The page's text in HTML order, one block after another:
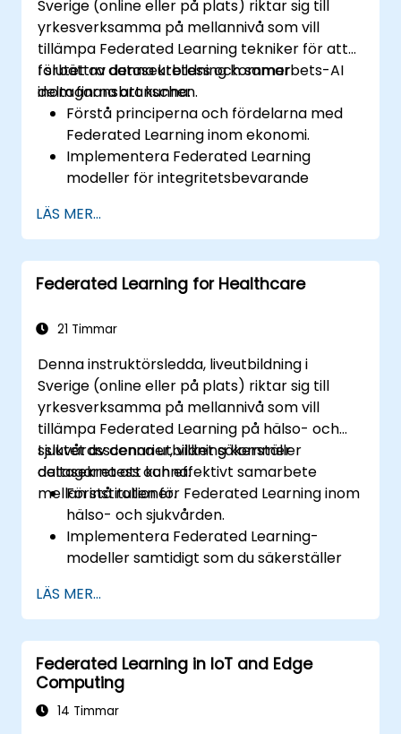
Sverige (online eller på plats) riktar sig till
yrkesverksamma på mellannivå som vill
tillämpa Federated Learning tekniker för att
förbättra datasekretess och samarbets-AI
inom finansbranschen.
I slutet av denna utbildning kommer
deltagarna att kunna:
Förstå principerna och fördelarna med
Federated Learning inom ekonomi.
Implementera Federated Learning
modeller för integritetsbevarande
Analysera finansiella data i samarbete
utan att kompromissa med integriteten.
Tillämpa Federated Learning på verkliga
finansiella scenarier, till exempel
riskhantering.
LÄS MER...
Federated Learning for Healthcare
21 Timmar
Denna instruktörsledda, liveutbildning i
Sverige (online eller på plats) riktar sig till
yrkesverksamma på mellannivå som vill
tillämpa Federated Learning på hälso- och
sjukvårdsscenarier, vilket säkerställer
datasekretess och effektivt samarbete
mellan institutioner.
I slutet av denna utbildning kommer
deltagarna att kunna:
Förstå rollen för Federated Learning inom
hälso- och sjukvården.
Implementera Federated Learning-
modeller samtidigt som du säkerställer
Samarbeta om träning av AI-modeller
mellan flera vårdinstitutioner.
Tillämpa Federated Learning på verkliga
fallstudier inom hälso- och sjukvården.
LÄS MER...
Federated Learning in IoT and Edge
Computing
14 Timmar